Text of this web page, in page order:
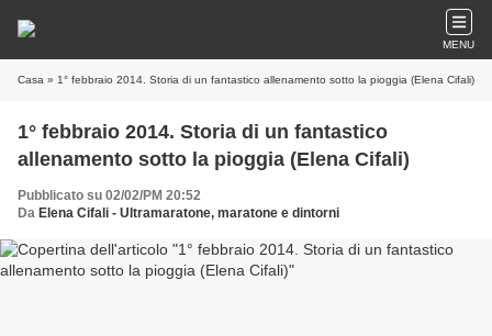
MENU
Casa » 1° febbraio 2014. Storia di un fantastico allenamento sotto la pioggia (Elena Cifali)
1° febbraio 2014. Storia di un fantastico
allenamento sotto la pioggia (Elena Cifali)
Pubblicato su 02/02/PM 20:52
Da Elena Cifali - Ultramaratone, maratone e dintorni